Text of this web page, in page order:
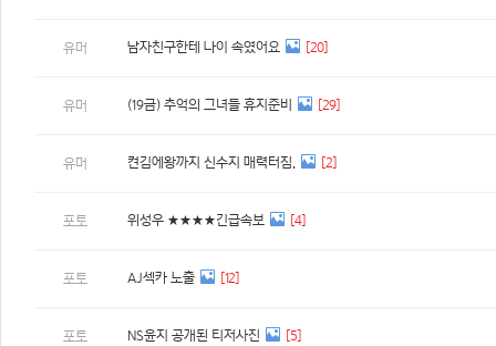
유머 남자친구한테 나이 속였어요 [20]
유머 (19금) 추억의 그녀들 휴지준비 [29]
유머 켠김에왕까지 신수지 매력터짐. [2]
포토 위성우 ★★★★긴급속보 [4]
포토 AJ섹카 노출 [12]
포토 NS윤지 공개된 티저사진 [5]